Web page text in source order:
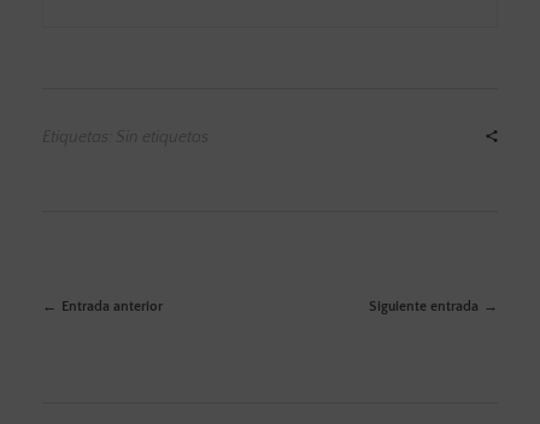
Etiquetas: Sin etiquetas
Entrada anterior Siguiente entrada